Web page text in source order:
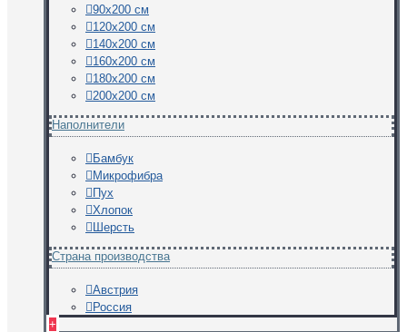
90х200 см
120х200 см
140х200 см
160х200 см
180х200 см
200х200 см
Наполнители
Бамбук
Микрофибра
Пух
Хлопок
Шерсть
Страна производства
Австрия
Россия
+